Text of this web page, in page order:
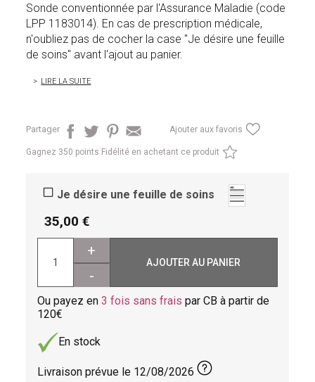
Sonde conventionnée par l'Assurance Maladie (code
LPP 1183014). En cas de prescription médicale,
n'oubliez pas de cocher la case "Je désire une feuille
de soins" avant l'ajout au panier.
LIRE LA SUITE
Partager Ajouter aux favoris
Gagnez 350 points Fidélité en achetant ce produit
Je désire une feuille de soins
35,00
+
-
AJOUTER AU PANIER
Ou payez en3 fois sans frais par CB à partir de
120
En stock
Livraison prévue le 12/08/2026